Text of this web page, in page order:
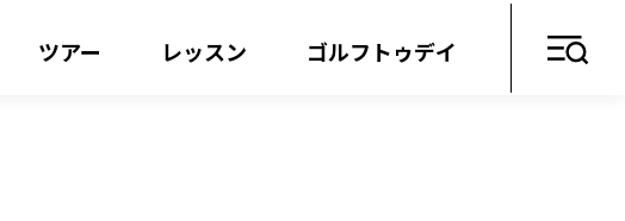
ツアー レッスン ゴルフトゥデイ